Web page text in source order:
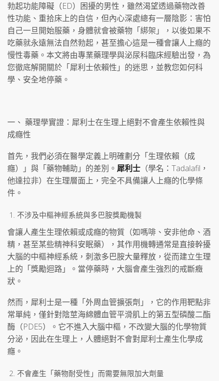
勃起功能障礙（ED）困擾的男性，雖然渴望透過藥物改善
性功能、重拾床上的自信，但內心深處總有一層陰影：害怕
自己一旦開始服藥，身體就會被藥物「綁架」，以後如果不
吃藥就永遠無法自然勃起，甚至擔心這是一種會讓人上癮的
慢性毒藥。本文將由專業藥理學與泌尿科臨床經驗出發，為
您徹底解開關於「犀利士依賴性」的迷思，並教您如何科
學、安全地停藥。
一、 藥理學實證：犀利士在生理上絕對不會產生依賴性與
成癮性
首先，我們必須在醫學定義上明確劃分「生理依賴（成
癮）」與「藥物輔助」的差別。 犀利士 （學名：Tadalafil，
他達拉非）在生理層面上，完全不具備讓人上癮的化學條
件。
不涉及中樞神經系統與多巴胺獎勵機製
會讓人產生生理依賴或成癮的物質（如嗎啡、安非他命、酒
精，甚至某些精神科安眠藥），其作用機轉通常是直接幹擾
大腦的中樞神經系統，刺激多巴胺大量釋放，從而建立生理
上的「獎勵迴路」。當停藥時，大腦會產生強烈的戒斷癥
狀。
然而，犀利士是一種「外周血管擴張劑」，它的作用靶點非
常單純，僅針對陰莖海綿體血管平滑肌上的第五型磷酸二酯
酶（PDE5）。它不進入大腦中樞，不改變大腦的化學物質
分泌，因此在生理上，人體絕對不會對犀利士產生化學成
癮。
不會產生「藥物耐受性」而需要無限加大劑量